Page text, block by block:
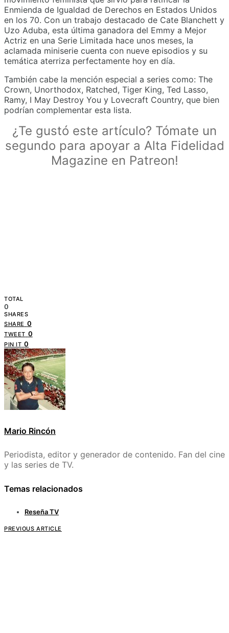
Enmienda de Igualdad de Derechos en Estados Unidos
en los 70. Con un trabajo destacado de Cate Blanchett y
Uzo Aduba, esta última ganadora del Emmy a Mejor
Actriz en una Serie Limitada hace unos meses, la
aclamada miniserie cuenta con nueve episodios y su
temática aterriza perfectamente hoy en día.
También cabe la mención especial a series como: The
Crown, Unorthodox, Ratched, Tiger King, Ted Lasso,
Ramy, I May Destroy You y Lovecraft Country, que bien
podrían complementar esta lista.
¿Te gustó este artículo? Tómate un
segundo para apoyar a Alta Fidelidad
Magazine en Patreon!
TOTAL
0
SHARES
SHARE 0
TWEET 0
PIN IT 0
Mario Rincón
Periodista, editor y generador de contenido. Fan del cine
y las series de TV.
Temas relacionados
Reseña TV
PREVIOUS ARTICLE